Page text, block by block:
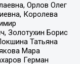
Орлов Олег
Королева
Золотухин Борис
Татьяна
Мара
Герман